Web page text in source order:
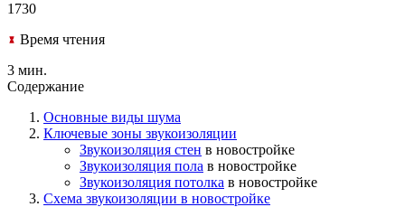
1730
Время чтения
3 мин.
Содержание
Основные виды шума
Ключевые зоны звукоизоляции
Звукоизоляция стен в новостройке
Звукоизоляция пола в новостройке
Звукоизоляция потолка в новостройке
Схема звукоизоляции в новостройке